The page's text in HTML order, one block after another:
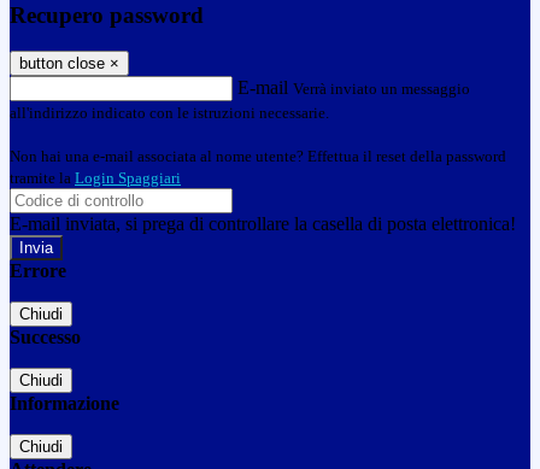
Recupero password
button close ×
E-mail Verrà inviato un messaggio
all'indirizzo indicato con le istruzioni necessarie.
Non hai una e-mail associata al nome utente? Effettua il reset della password
tramite la Login Spaggiari
E-mail inviata, si prega di controllare la casella di posta elettronica!
Errore
Chiudi
Successo
Chiudi
Informazione
Chiudi